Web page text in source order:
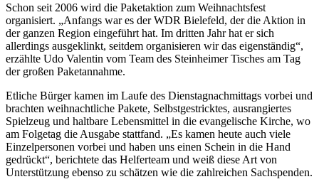
Schon seit 2006 wird die Paketaktion zum Weihnachtsfest
organisiert. „Anfangs war es der WDR Bielefeld, der die Aktion in
der ganzen Region eingeführt hat. Im dritten Jahr hat er sich
allerdings ausgeklinkt, seitdem organisieren wir das eigenständig“,
erzählte Udo Valentin vom Team des Steinheimer Tisches am Tag
der großen Paketannahme.
Etliche Bürger kamen im Laufe des Dienstagnachmittags vorbei und
brachten weihnachtliche Pakete, Selbstgestricktes, ausrangiertes
Spielzeug und haltbare Lebensmittel in die evangelische Kirche, wo
am Folgetag die Ausgabe stattfand. „Es kamen heute auch viele
Einzelpersonen vorbei und haben uns einen Schein in die Hand
gedrückt“, berichtete das Helferteam und weiß diese Art von
Unterstützung ebenso zu schätzen wie die zahlreichen Sachspenden.